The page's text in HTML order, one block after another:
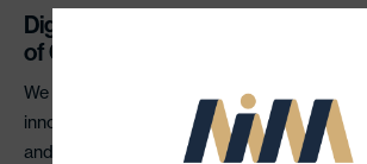
Digital Transformation in Japan
of Opportunities for International
We explore areas where overseas SMEs
innovative digital products can find
and explain how Custom Media can help